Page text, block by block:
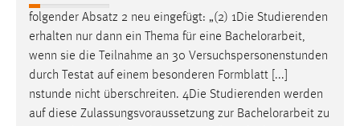
folgender Absatz 2 neu eingefügt: „(2) 1Die Studierenden
erhalten nur dann ein Thema für eine Bachelorarbeit,
wenn sie die Teilnahme an 30 Versuchspersonenstunden
durch Testat auf einem besonderen Formblatt [...]
nstunde nicht überschreiten. 4Die Studierenden werden
auf diese Zulassungsvoraussetzung zur Bachelorarbeit zu
_pk_ref, _pk_cvar, _pk_id, _pk_ses
Zweck:
Zugriffsstatistik
Cookie Laufzeit:
Max. 13 Monate